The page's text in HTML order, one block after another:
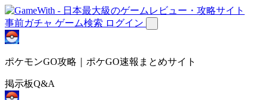
事前ガチャ ゲーム検索 ログイン
ポケモンGO攻略｜ポケGO速報まとめサイト
掲示板Q&A